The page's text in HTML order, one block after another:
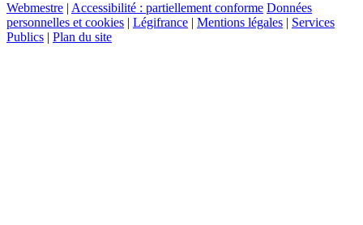
Webmestre | Accessibilité : partiellement conforme Données
personnelles et cookies | Légifrance | Mentions légales | Services
Publics | Plan du site